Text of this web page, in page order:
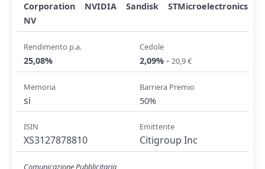
Corporation
NVIDIA Sandisk
STMicroelectronics
NV
Rendimento p.a.
25,08%
Cedole
2,09% - 20,9 €
Memoria
si
Barriera Premio
50%
ISIN
XS3127878810
Emittente
Citigroup Inc
Comunicazione Pubblicitaria